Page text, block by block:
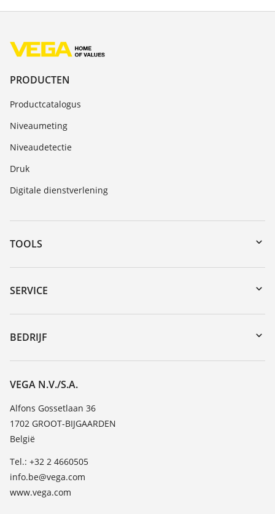
PRODUCTEN
Productcatalogus
Niveaumeting
Niveaudetectie
Druk
Digitale dienstverlening
TOOLS
Downloads
Serienummer zoeken
DTM Collection/PACTware
SERVICE
Reparatieformulier instrument
Seminars
TeamViewer
BEDRIJF
Vacature
Over VEGA
Contact
Nieuws
Persberichten
Blog
VEGA N.V./S.A.
Alfons Gossetlaan 36
1702 GROOT-BIJGAARDEN
België
Tel.: +32 2 4660505
info.be@vega.com
www.vega.com